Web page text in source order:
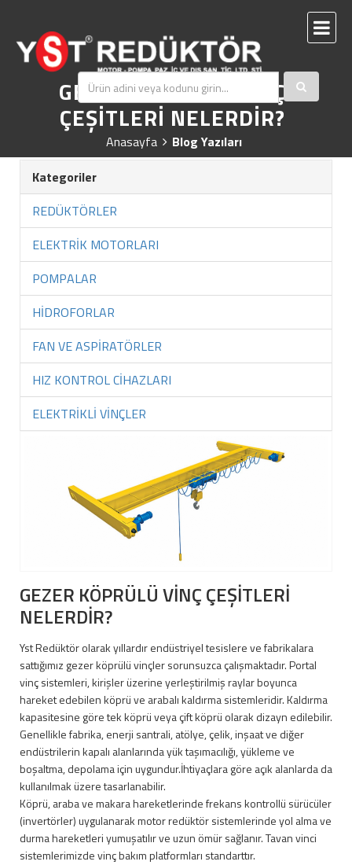
GEZER KÖPRÜLÜ VİNÇ
ÇEŞİTLERİ NELERDİR?
Anasayfa
Blog Yazıları
Kategoriler
REDÜKTÖRLER
ELEKTRİK MOTORLARI
POMPALAR
HİDROFORLAR
FAN VE ASPİRATÖRLER
HIZ KONTROL CİHAZLARI
ELEKTRİKLİ VİNÇLER
GEZER KÖPRÜLÜ VİNÇ ÇEŞİTLERİ
NELERDİR?
Yst Redüktör olarak yıllardır endüstriyel tesislere ve fabrikalara
sattığımız gezer köprülü vinçler sorunsuzca çalışmaktadır. Portal
vinç sistemleri, kirişler üzerine yerleştirilmiş raylar boyunca
hareket edebilen köprü ve arabalı kaldırma sistemleridir. Kaldırma
kapasitesine göre tek köprü veya çift köprü olarak dizayn edilebilir.
Genellikle fabrika, enerji santrali, atölye, çelik, inşaat ve diğer
endüstrilerin kapalı alanlarında yük taşımacılığı, yükleme ve
boşaltma, depolama için uygundur.İhtiyaçlara göre açık alanlarda da
kullanılmak üzere tasarlanabilir.
Köprü, araba ve makara hareketlerinde frekans kontrollü sürücüler
(invertörler) uygulanarak motor redüktör sistemlerinde yol alma ve
durma hareketleri yumuşatılır ve uzun ömür sağlanır. Tavan vinci
sistemlerimizde vinç bakım platformları standarttır.